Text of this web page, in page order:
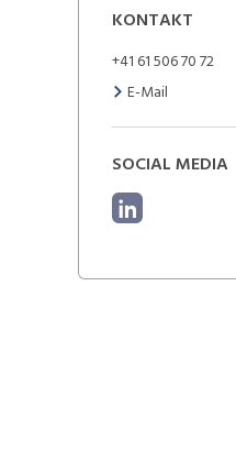
KONTAKT
+41 61 506 70 72
E-Mail
SOCIAL MEDIA